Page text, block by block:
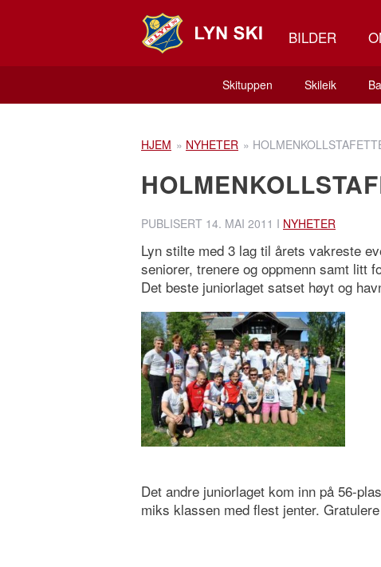
BILDER
Skituppen Skileik
HJEM » NYHETER »
PUBLISERT 14. MAI 2011 I NYHETER
Lyn stilte med 3 lag til årets vakreste
seniorer, trenere og oppmenn samt litt
Det beste juniorlaget satset høyt og
Det andre juniorlaget kom inn på 56-
miks klassen med flest jenter.